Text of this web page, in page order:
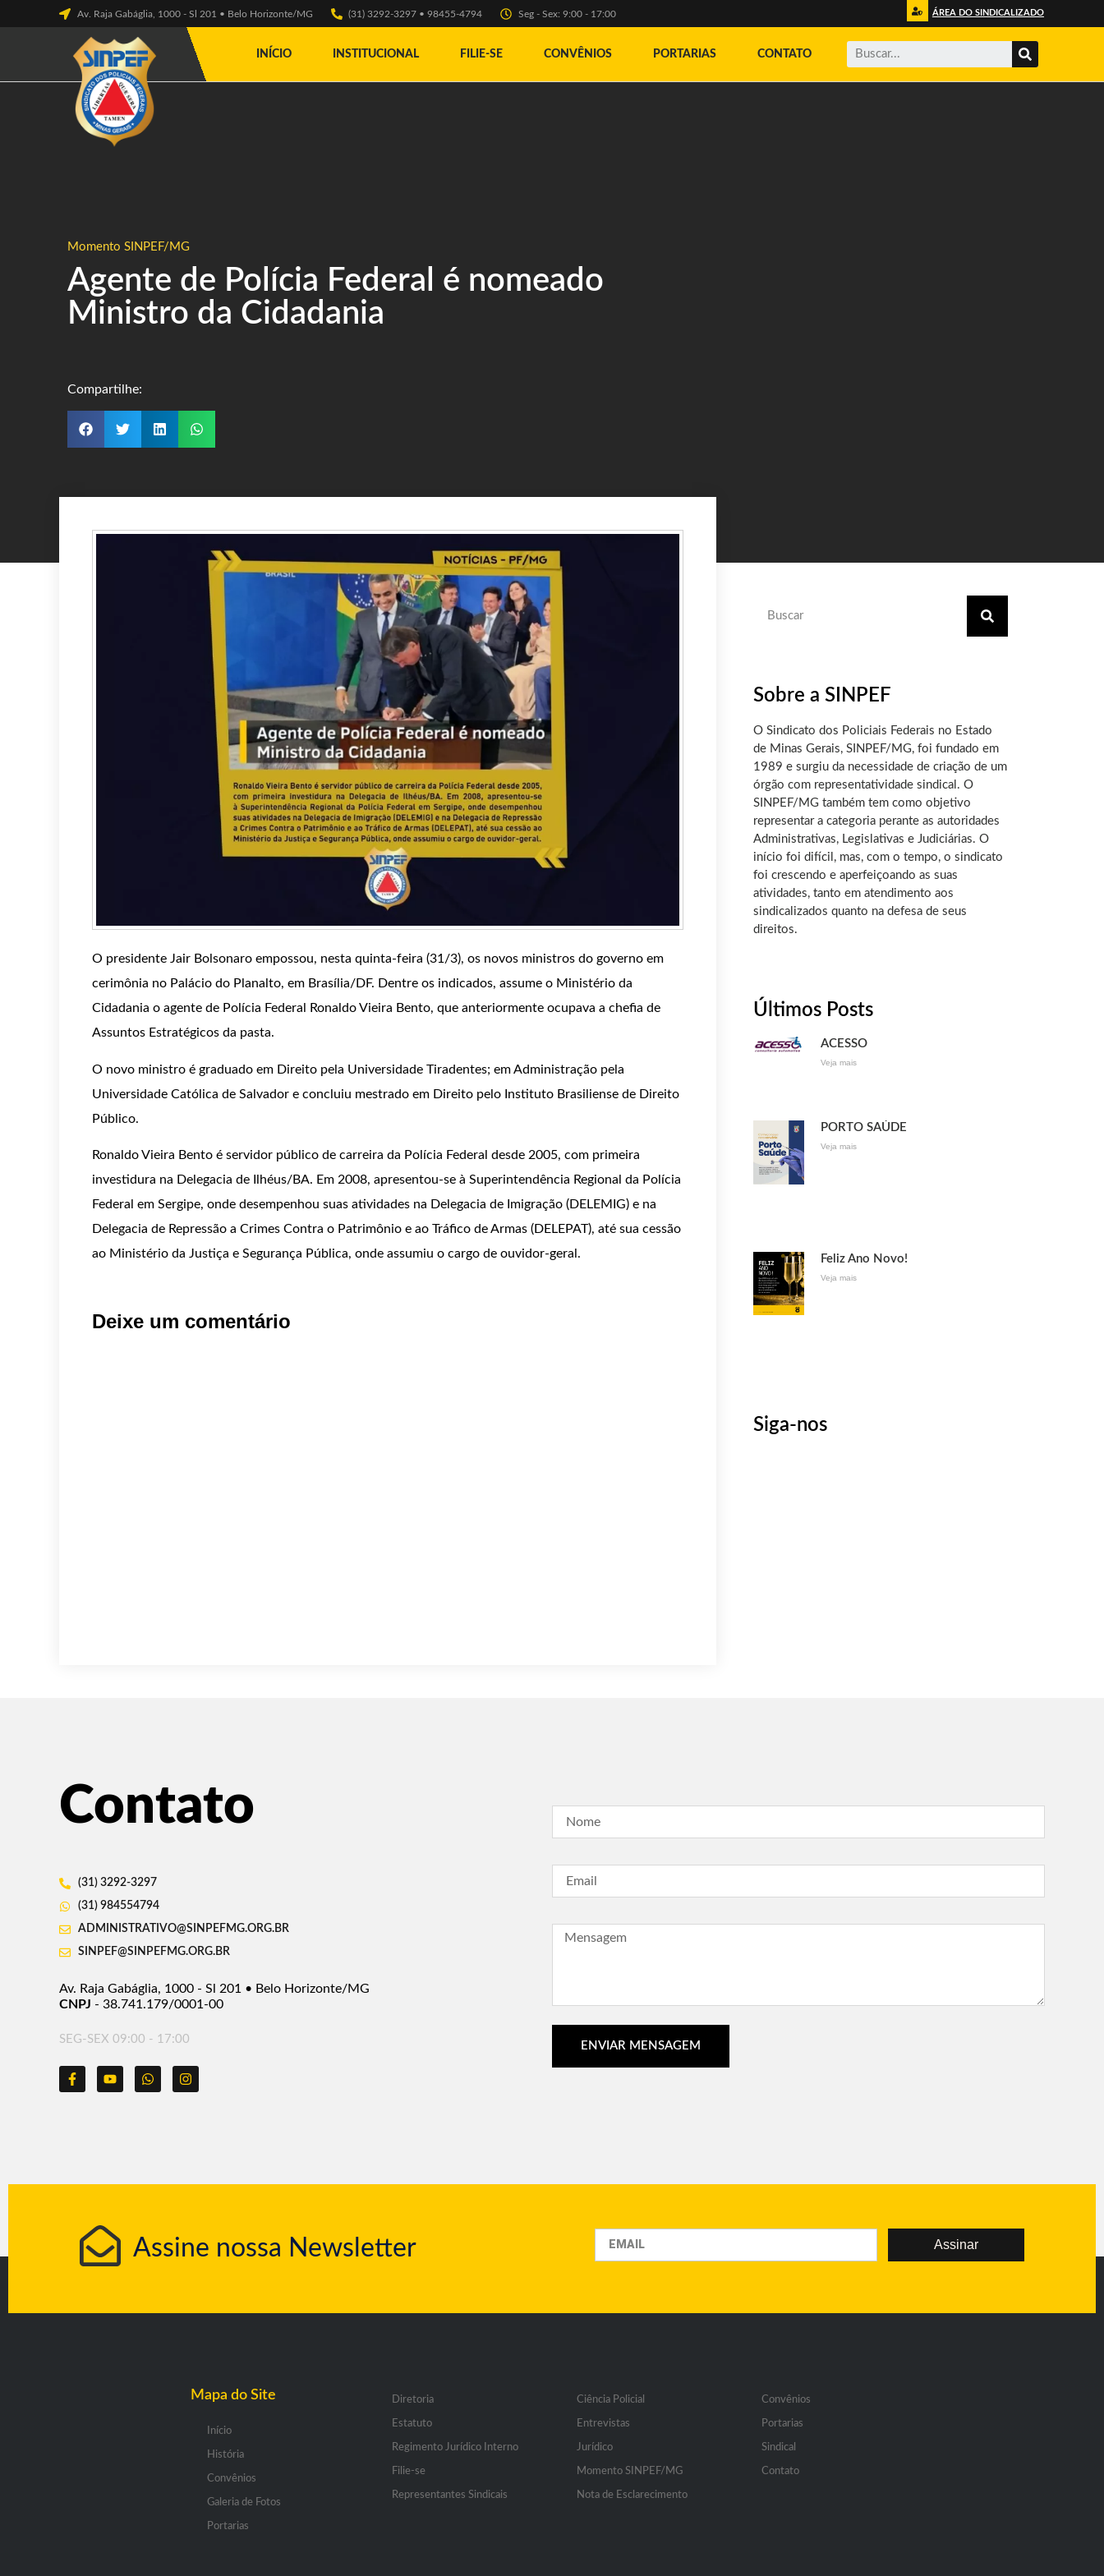
Av. Raja Gabáglia, 1000 - Sl 201 • Belo Horizonte/MG (31) 3292-3297 • 98455-4794 Seg - Sex: 9:00 - 17:00 ÁREA DO SINDICALIZADO
INÍCIO INSTITUCIONAL FILIE-SE CONVÊNIOS PORTARIAS CONTATO
Momento SINPEF/MG
Agente de Polícia Federal é nomeado
Ministro da Cidadania
Compartilhe:
O presidente Jair Bolsonaro empossou, nesta quinta-feira (31/3), os novos ministros do governo em
cerimônia no Palácio do Planalto, em Brasília/DF. Dentre os indicados, assume o Ministério da
Cidadania o agente de Polícia Federal Ronaldo Vieira Bento, que anteriormente ocupava a chefia de
Assuntos Estratégicos da pasta.
O novo ministro é graduado em Direito pela Universidade Tiradentes; em Administração pela
Universidade Católica de Salvador e concluiu mestrado em Direito pelo Instituto Brasiliense de Direito
Público.
Ronaldo Vieira Bento é servidor público de carreira da Polícia Federal desde 2005, com primeira
investidura na Delegacia de Ilhéus/BA. Em 2008, apresentou-se à Superintendência Regional da Polícia
Federal em Sergipe, onde desempenhou suas atividades na Delegacia de Imigração (DELEMIG) e na
Delegacia de Repressão a Crimes Contra o Patrimônio e ao Tráfico de Armas (DELEPAT), até sua cessão
ao Ministério da Justiça e Segurança Pública, onde assumiu o cargo de ouvidor-geral.
Deixe um comentário
Sobre a SINPEF
O Sindicato dos Policiais Federais no Estado
de Minas Gerais, SINPEF/MG, foi fundado em
1989 e surgiu da necessidade de criação de um
órgão com representatividade sindical. O
SINPEF/MG também tem como objetivo
representar a categoria perante as autoridades
Administrativas, Legislativas e Judiciárias. O
início foi difícil, mas, com o tempo, o sindicato
foi crescendo e aperfeiçoando as suas
atividades, tanto em atendimento aos
sindicalizados quanto na defesa de seus
direitos.
Últimos Posts
ACESSO
Veja mais
PORTO SAÚDE
Veja mais
Feliz Ano Novo!
Veja mais
Siga-nos
Contato
(31) 3292-3297
(31) 984554794
ADMINISTRATIVO@SINPEFMG.ORG.BR
SINPEF@SINPEFMG.ORG.BR
Av. Raja Gabáglia, 1000 - Sl 201 • Belo Horizonte/MG
CNPJ - 38.741.179/0001-00
SEG-SEX 09:00 - 17:00 ENVIAR MENSAGEM
Assine nossa Newsletter Assinar
Mapa do Site
Início
História
Convênios
Galeria de Fotos
Portarias
Diretoria
Estatuto
Regimento Jurídico Interno
Filie-se
Representantes Sindicais
Ciência Policial
Entrevistas
Jurídico
Momento SINPEF/MG
Nota de Esclarecimento
Convênios
Portarias
Sindical
Contato